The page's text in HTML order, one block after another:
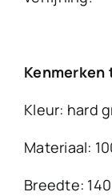
Kenmerken
Kleur: hard
Materiaal:
Breedte: